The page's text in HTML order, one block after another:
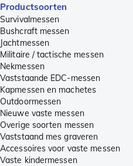
Productsoorten
Survivalmessen
Bushcraft messen
Jachtmessen
Militaire / tactische messen
Nekmessen
Vaststaande EDC-messen
Kapmessen en machetes
Outdoormessen
Nieuwe vaste messen
Overige soorten messen
Vaststaand mes graveren
Accessoires voor vaste messen
Vaste kindermessen